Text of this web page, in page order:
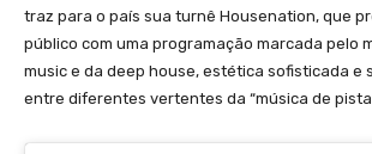
traz para o país sua turnê Housenation, que
público com uma programação marcada pelo
music e da deep house, estética sofisticada e
entre diferentes vertentes da “música de